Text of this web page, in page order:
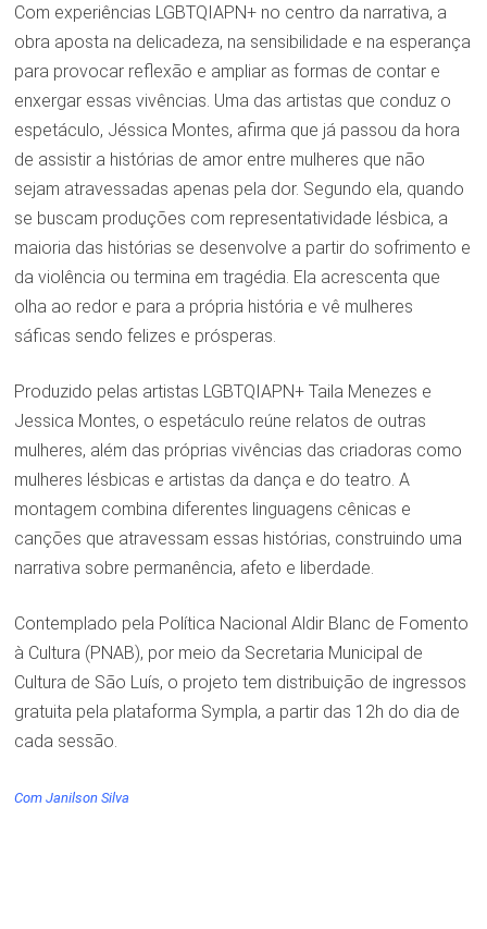
Com experiências LGBTQIAPN+ no centro da narrativa, a
obra aposta na delicadeza, na sensibilidade e na esperança
para provocar reflexão e ampliar as formas de contar e
enxergar essas vivências. Uma das artistas que conduz o
espetáculo, Jéssica Montes, afirma que já passou da hora
de assistir a histórias de amor entre mulheres que não
sejam atravessadas apenas pela dor. Segundo ela, quando
se buscam produções com representatividade lésbica, a
maioria das histórias se desenvolve a partir do sofrimento e
da violência ou termina em tragédia. Ela acrescenta que
olha ao redor e para a própria história e vê mulheres
sáficas sendo felizes e prósperas.
Produzido pelas artistas LGBTQIAPN+ Taila Menezes e
Jessica Montes, o espetáculo reúne relatos de outras
mulheres, além das próprias vivências das criadoras como
mulheres lésbicas e artistas da dança e do teatro. A
montagem combina diferentes linguagens cênicas e
canções que atravessam essas histórias, construindo uma
narrativa sobre permanência, afeto e liberdade.
Contemplado pela Política Nacional Aldir Blanc de Fomento
à Cultura (PNAB), por meio da Secretaria Municipal de
Cultura de São Luís, o projeto tem distribuição de ingressos
gratuita pela plataforma Sympla, a partir das 12h do dia de
cada sessão.
Com Janilson Silva